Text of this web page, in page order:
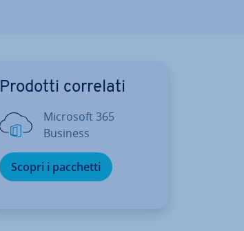
Prodotti correlati
Microsoft 365
Business
Scopri i pacchetti